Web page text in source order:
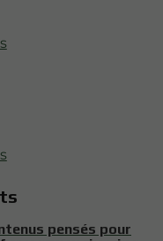
pensés pour